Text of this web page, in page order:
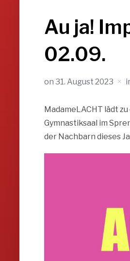
Au ja!
02.09.
on 31. August 2023
MadameLACHT lädt
Gymnastiksaal im
der Nachbarn dieses